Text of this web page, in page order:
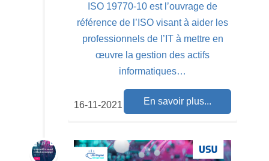
ISO 19770-10 est l’ouvrage de
référence de l’ISO visant à aider les
professionnels de l’IT à mettre en
œuvre la gestion des actifs
informatiques…
En savoir plus...
16-11-2021